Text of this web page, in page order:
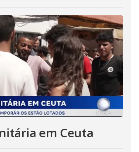
em Ceuta